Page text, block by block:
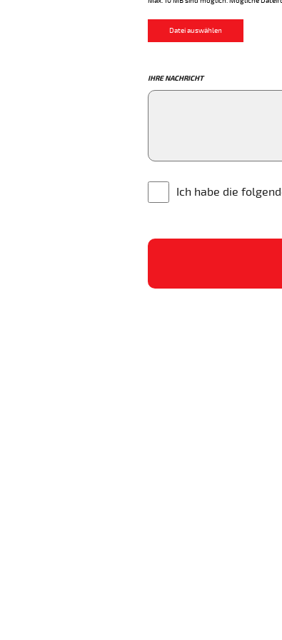
Datei auswählen
IHRE NACHRICHT
Ich habe die